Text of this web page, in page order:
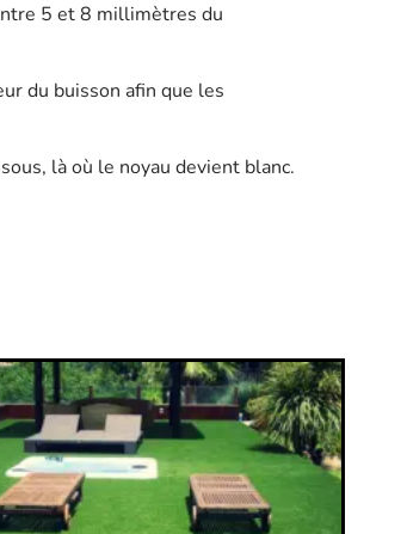
5 et 8 millimètres du
du buisson afin que les
là où le noyau devient blanc.